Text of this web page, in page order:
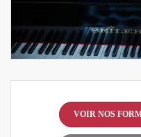
VOIR NOS